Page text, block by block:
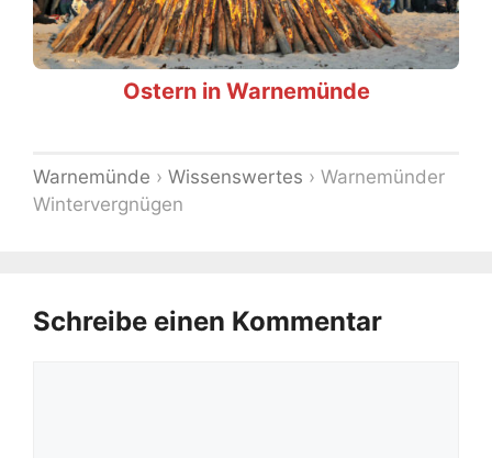
Ostern in Warnemünde
Warnemünde › Wissenswertes › Warnemünder
Wintervergnügen
Schreibe einen Kommentar